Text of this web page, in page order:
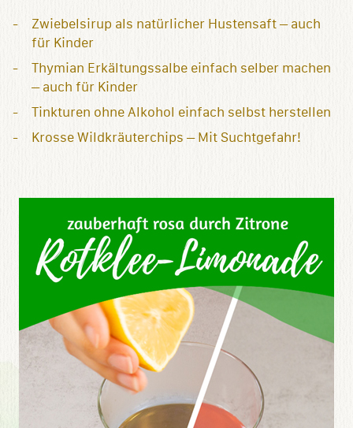
Zwiebelsirup als natürlicher Hustensaft – auch
für Kinder
Thymian Erkältungssalbe einfach selber machen
– auch für Kinder
Tinkturen ohne Alkohol einfach selbst herstellen
Krosse Wildkräuterchips – Mit Suchtgefahr!